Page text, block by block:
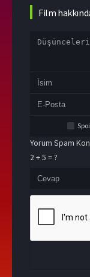
Film
Yorum Spam
2 + 5 = ?